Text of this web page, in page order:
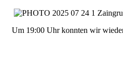
Um 19:00 Uhr konnten wir